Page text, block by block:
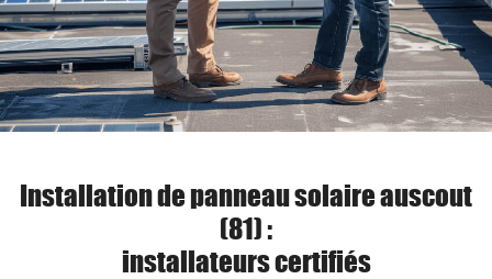
Installation de panneau solaire auscout
(81) :
installateurs certifiés